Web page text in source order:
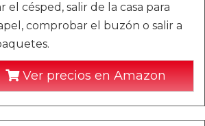
el césped, salir de la casa para
comprobar el buzón o salir a
Ver precios en Amazon